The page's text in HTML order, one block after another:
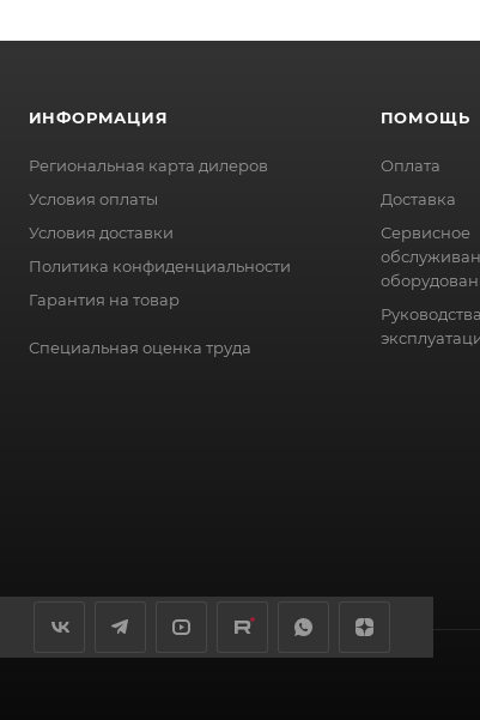
ИНФОРМАЦИЯ
Региональная карта дилеров
Условия оплаты
Условия доставки
Политика конфиденциальности
Гарантия на товар
Специальная оценка труда
ПОМОЩЬ
Оплата
Доставка
Сервисное